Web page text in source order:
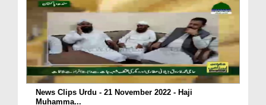
News Clips Urdu - 21 November 2022 - Haji
Muhamma...